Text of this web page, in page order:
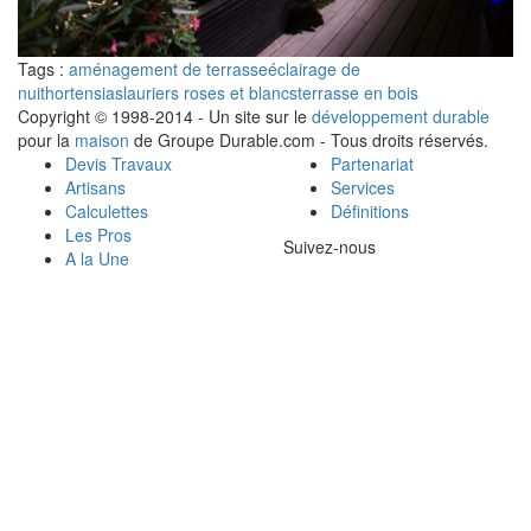
Tags : aménagement de terrasseéclairage de
nuithortensiaslauriers roses et blancsterrasse en bois
Copyright © 1998-2014 - Un site sur le développement durable
pour la maison de Groupe Durable.com - Tous droits réservés.
Devis Travaux
Artisans
Calculettes
Les Pros
A la Une
Partenariat
Services
Définitions
Suivez-nous